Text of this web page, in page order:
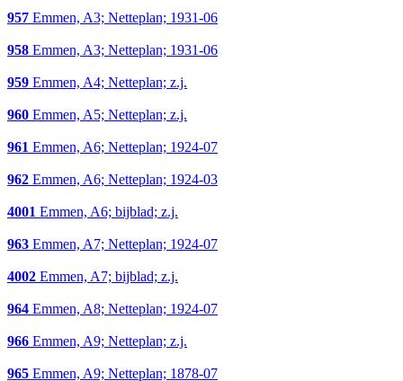
957 Emmen, A3; Netteplan; 1931-06
958 Emmen, A3; Netteplan; 1931-06
959 Emmen, A4; Netteplan; z.j.
960 Emmen, A5; Netteplan; z.j.
961 Emmen, A6; Netteplan; 1924-07
962 Emmen, A6; Netteplan; 1924-03
4001 Emmen, A6; bijblad; z.j.
963 Emmen, A7; Netteplan; 1924-07
4002 Emmen, A7; bijblad; z.j.
964 Emmen, A8; Netteplan; 1924-07
966 Emmen, A9; Netteplan; z.j.
965 Emmen, A9; Netteplan; 1878-07